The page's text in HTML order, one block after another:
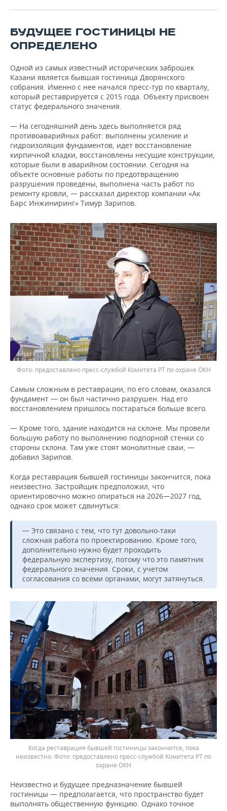
БУДУЩЕЕ ГОСТИНИЦЫ НЕ
ОПРЕДЕЛЕНО
Одной из самых известный исторических заброшек
Казани является бывшая гостиница Дворянского
собрания. Именно с нее начался пресс-тур по кварталу,
который реставрируется с 2015 года. Объекту присвоен
статус федерального значения.
— На сегодняшний день здесь выполняется ряд
противоаварийных работ: выполнены усиление и
гидроизоляция фундаментов, идет восстановление
кирпичной кладки, восстановлены несущие конструкции,
которые были в аварийном состоянии. Сегодня на
объекте основные работы по предотвращению
разрушения проведены, выполнена часть работ по
ремонту кровли, — рассказал директор компании «Ак
Барс Инжиниринг» Тимур Зарипов.
предоставлено пресс-службой Комитета РТ по охране ОКН
Самым сложным в реставрации, по его словам, оказался
фундамент — он был частично разрушен. Над его
восстановлением пришлось постараться больше всего.
— Кроме того, здание находится на склоне. Мы провели
большую работу по выполнению подпорной стенки со
стороны склона. Там уже стоят монолитные сваи, —
добавил Зарипов.
Когда реставрация бывшей гостиницы закончится, пока
неизвестно. Застройщик предположил, что
ориентировочно можно опираться на 2026—2027 год,
однако срок может сдвинуться:
— Это связано с тем, что тут довольно-таки
сложная работа по проектированию. Кроме того,
дополнительно нужно будет проходить
федеральную экспертизу, потому что это памятник
федерального значения. Сроки, с учетом
согласования со всеми органами, могут затянуться.
Когда реставрация бывшей гостиницы закончится, пока
неизвестно.
предоставлено пресс-службой Комитета РТ по
охране ОКН
Неизвестно и будущее предназначение бывшей
гостиницы — предполагается, что пространство будет
выполнять общественную функцию. Однако точное